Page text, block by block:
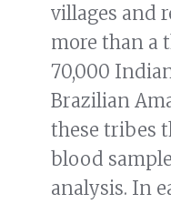
villages and
more than a
70,000
Brazilian
these tribes
blood
analysis. In